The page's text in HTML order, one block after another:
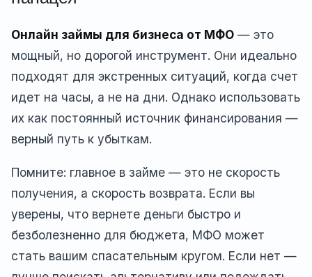
Онлайн займы для бизнеса от МФО — это
мощный, но дорогой инструмент. Они идеально
подходят для экстренных ситуаций, когда счет
идет на часы, а не на дни. Однако использовать
их как постоянный источник финансирования —
верный путь к убыткам.
Помните: главное в займе — это не скорость
получения, а скорость возврата. Если вы
уверены, что вернете деньги быстро и
безболезненно для бюджета, МФО может
стать вашим спасательным кругом. Если нет —